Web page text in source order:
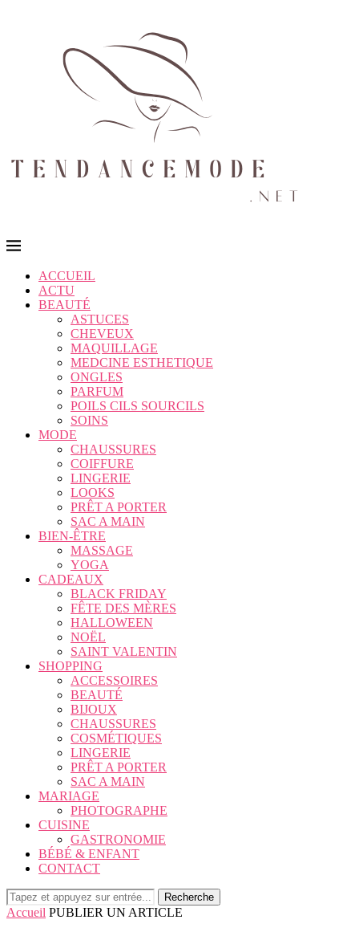
ACCUEIL
ACTU
BEAUTÉ
ASTUCES
CHEVEUX
MAQUILLAGE
MEDCINE ESTHETIQUE
ONGLES
PARFUM
POILS CILS SOURCILS
SOINS
MODE
CHAUSSURES
COIFFURE
LINGERIE
LOOKS
PRÊT A PORTER
SAC A MAIN
BIEN-ÊTRE
MASSAGE
YOGA
CADEAUX
BLACK FRIDAY
FÊTE DES MÈRES
HALLOWEEN
NOËL
SAINT VALENTIN
SHOPPING
ACCESSOIRES
BEAUTÉ
BIJOUX
CHAUSSURES
COSMÉTIQUES
LINGERIE
PRÊT A PORTER
SAC A MAIN
MARIAGE
PHOTOGRAPHE
CUISINE
GASTRONOMIE
BÉBÉ & ENFANT
CONTACT
Recherche
Accueil PUBLIER UN ARTICLE